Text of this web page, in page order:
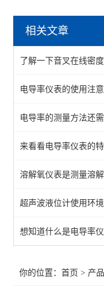
密度计
其它在线水质仪表
溶解氧仪表
电导率仪表
PH（ORP）仪表
相关文章
了解一下音叉在线密
电导率仪表的使用注
电导率的测量方法还
来看看电导率仪表的
溶解氧仪表是测量溶
超声波液位计使用环
想知道什么是电导率
你的位置：首页 > 产